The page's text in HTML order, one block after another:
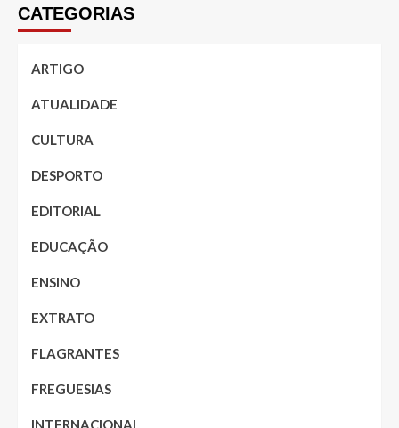
CATEGORIAS
ARTIGO
ATUALIDADE
CULTURA
DESPORTO
EDITORIAL
EDUCAÇÃO
ENSINO
EXTRATO
FLAGRANTES
FREGUESIAS
INTERNACIONAL